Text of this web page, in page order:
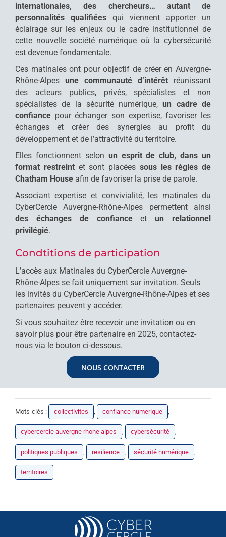
internationales, des chercheurs… autant de
personnalités qualifiées qui viennent apporter un
éclairage sur les enjeux ou le cadre institutionnel de
cette nouvelle société numérique où la cybersécurité
est devenue fondamentale.
Ces matinales ont pour objectif de créer en Auvergne-
Rhône-Alpes une communauté d’intérêt réunissant
des acteurs publics, privés, spécialistes et non
spécialistes de la sécurité numérique,un cadre de
confiancepour échanger son expertise, favoriser les
échanges et créer des synergies au profit du
développement et de l’attractivité du territoire.
Elles fonctionnent selon un esprit de club, dans un
format restreintet sont placées sous les règles de
Chatham Houseafin de favoriser la prise de parole.
Associant expertise et convivialité, les matinales du
CyberCercle Auvergne-Rhône-Alpes permettent ainsi
des échanges de confianceetun relationnel
privilégié.
Condtitions de participation
L’accès aux Matinales du CyberCercle Auvergne-
Rhône-Alpes se fait uniquement sur invitation. Seuls
les invités du CyberCercle Auvergne-Rhône-Alpes et ses
partenaires peuvent y accéder.
Si vous souhaitez être recevoir une invitation ou en
savoir plus pour être partenaire en 2025, contactez-
nous via le bouton ci-dessous.
NOUS CONTACTER
Mots-clés : collectivites , confiance numerique ,
cybercercle auvergne rhone alpes , cybersécurité ,
politiques publiques , resilience , sécurité numérique ,
territoires